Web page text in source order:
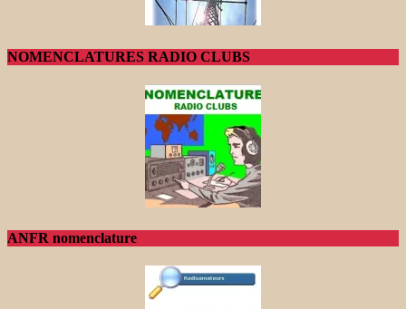
NOMENCLATURES RADIO CLUBS
ANFR nomenclature